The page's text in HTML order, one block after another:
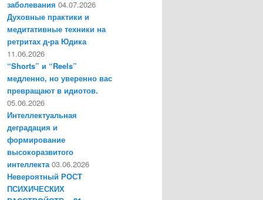
заболевания 04.07.2026
Духовные практики и
медитативные техники на
ретритах д-ра Юдика
11.06.2026
“Shorts” и “Reels”
медленно, но уверенно вас
превращают в идиотов.
05.06.2026
Интеллектуальная
деградация и
формирование
высокоразвитого
интеллекта 03.06.2026
Невероятный РОСТ
ПСИХИЧЕСКИХ